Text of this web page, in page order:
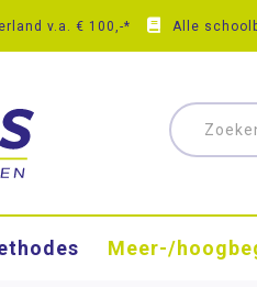
v.a. € 100,-* Alle
Meer-/